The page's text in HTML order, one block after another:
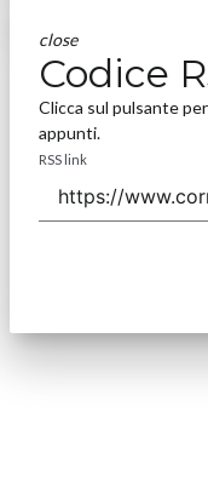
close
Codice
Clicca sul pulsante
appunti.
RSS link